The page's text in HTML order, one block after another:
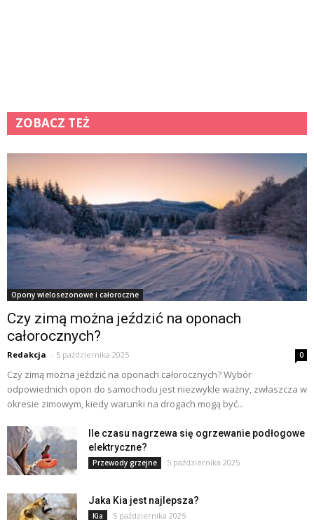
ZOBACZ TEŻ
Opony wielosezonowe i całoroczne
Czy zimą można jeździć na oponach
całorocznych?
Redakcja - 5 października 2025 0
Czy zimą można jeździć na oponach całorocznych? Wybór
odpowiednich opon do samochodu jest niezwykle ważny, zwłaszcza w
okresie zimowym, kiedy warunki na drogach mogą być...
Ile czasu nagrzewa się ogrzewanie podłogowe
elektryczne?
Przewody grzejne 5 października 2025
Jaka Kia jest najlepsza?
Kia 5 października 2025